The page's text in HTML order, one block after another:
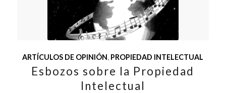
ARTÍCULOS DE OPINIÓN, PROPIEDAD INTELECTUAL
Esbozos sobre la Propiedad
Intelectual